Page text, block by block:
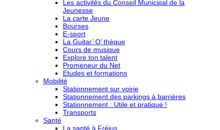
Les activités du Conseil Municipal de la
Jeunesse
La carte Jeune
Bourses
E-sport
La Guitar’ O’ thèque
Cours de musique
Explore ton talent
Promeneur du Net
Etudes et formations
Mobilité
Stationnement sur voirie
Stationnement des parkings à barrières
Stationnement : Utile et pratique !
Transports
Santé
La santé à Fréjus